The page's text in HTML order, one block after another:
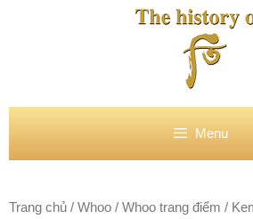
Menu
Trang chủ / Whoo / Whoo trang điểm /